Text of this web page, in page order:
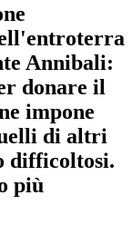
Annibali:
donare il
impone
di altri
difficoltosi.
più